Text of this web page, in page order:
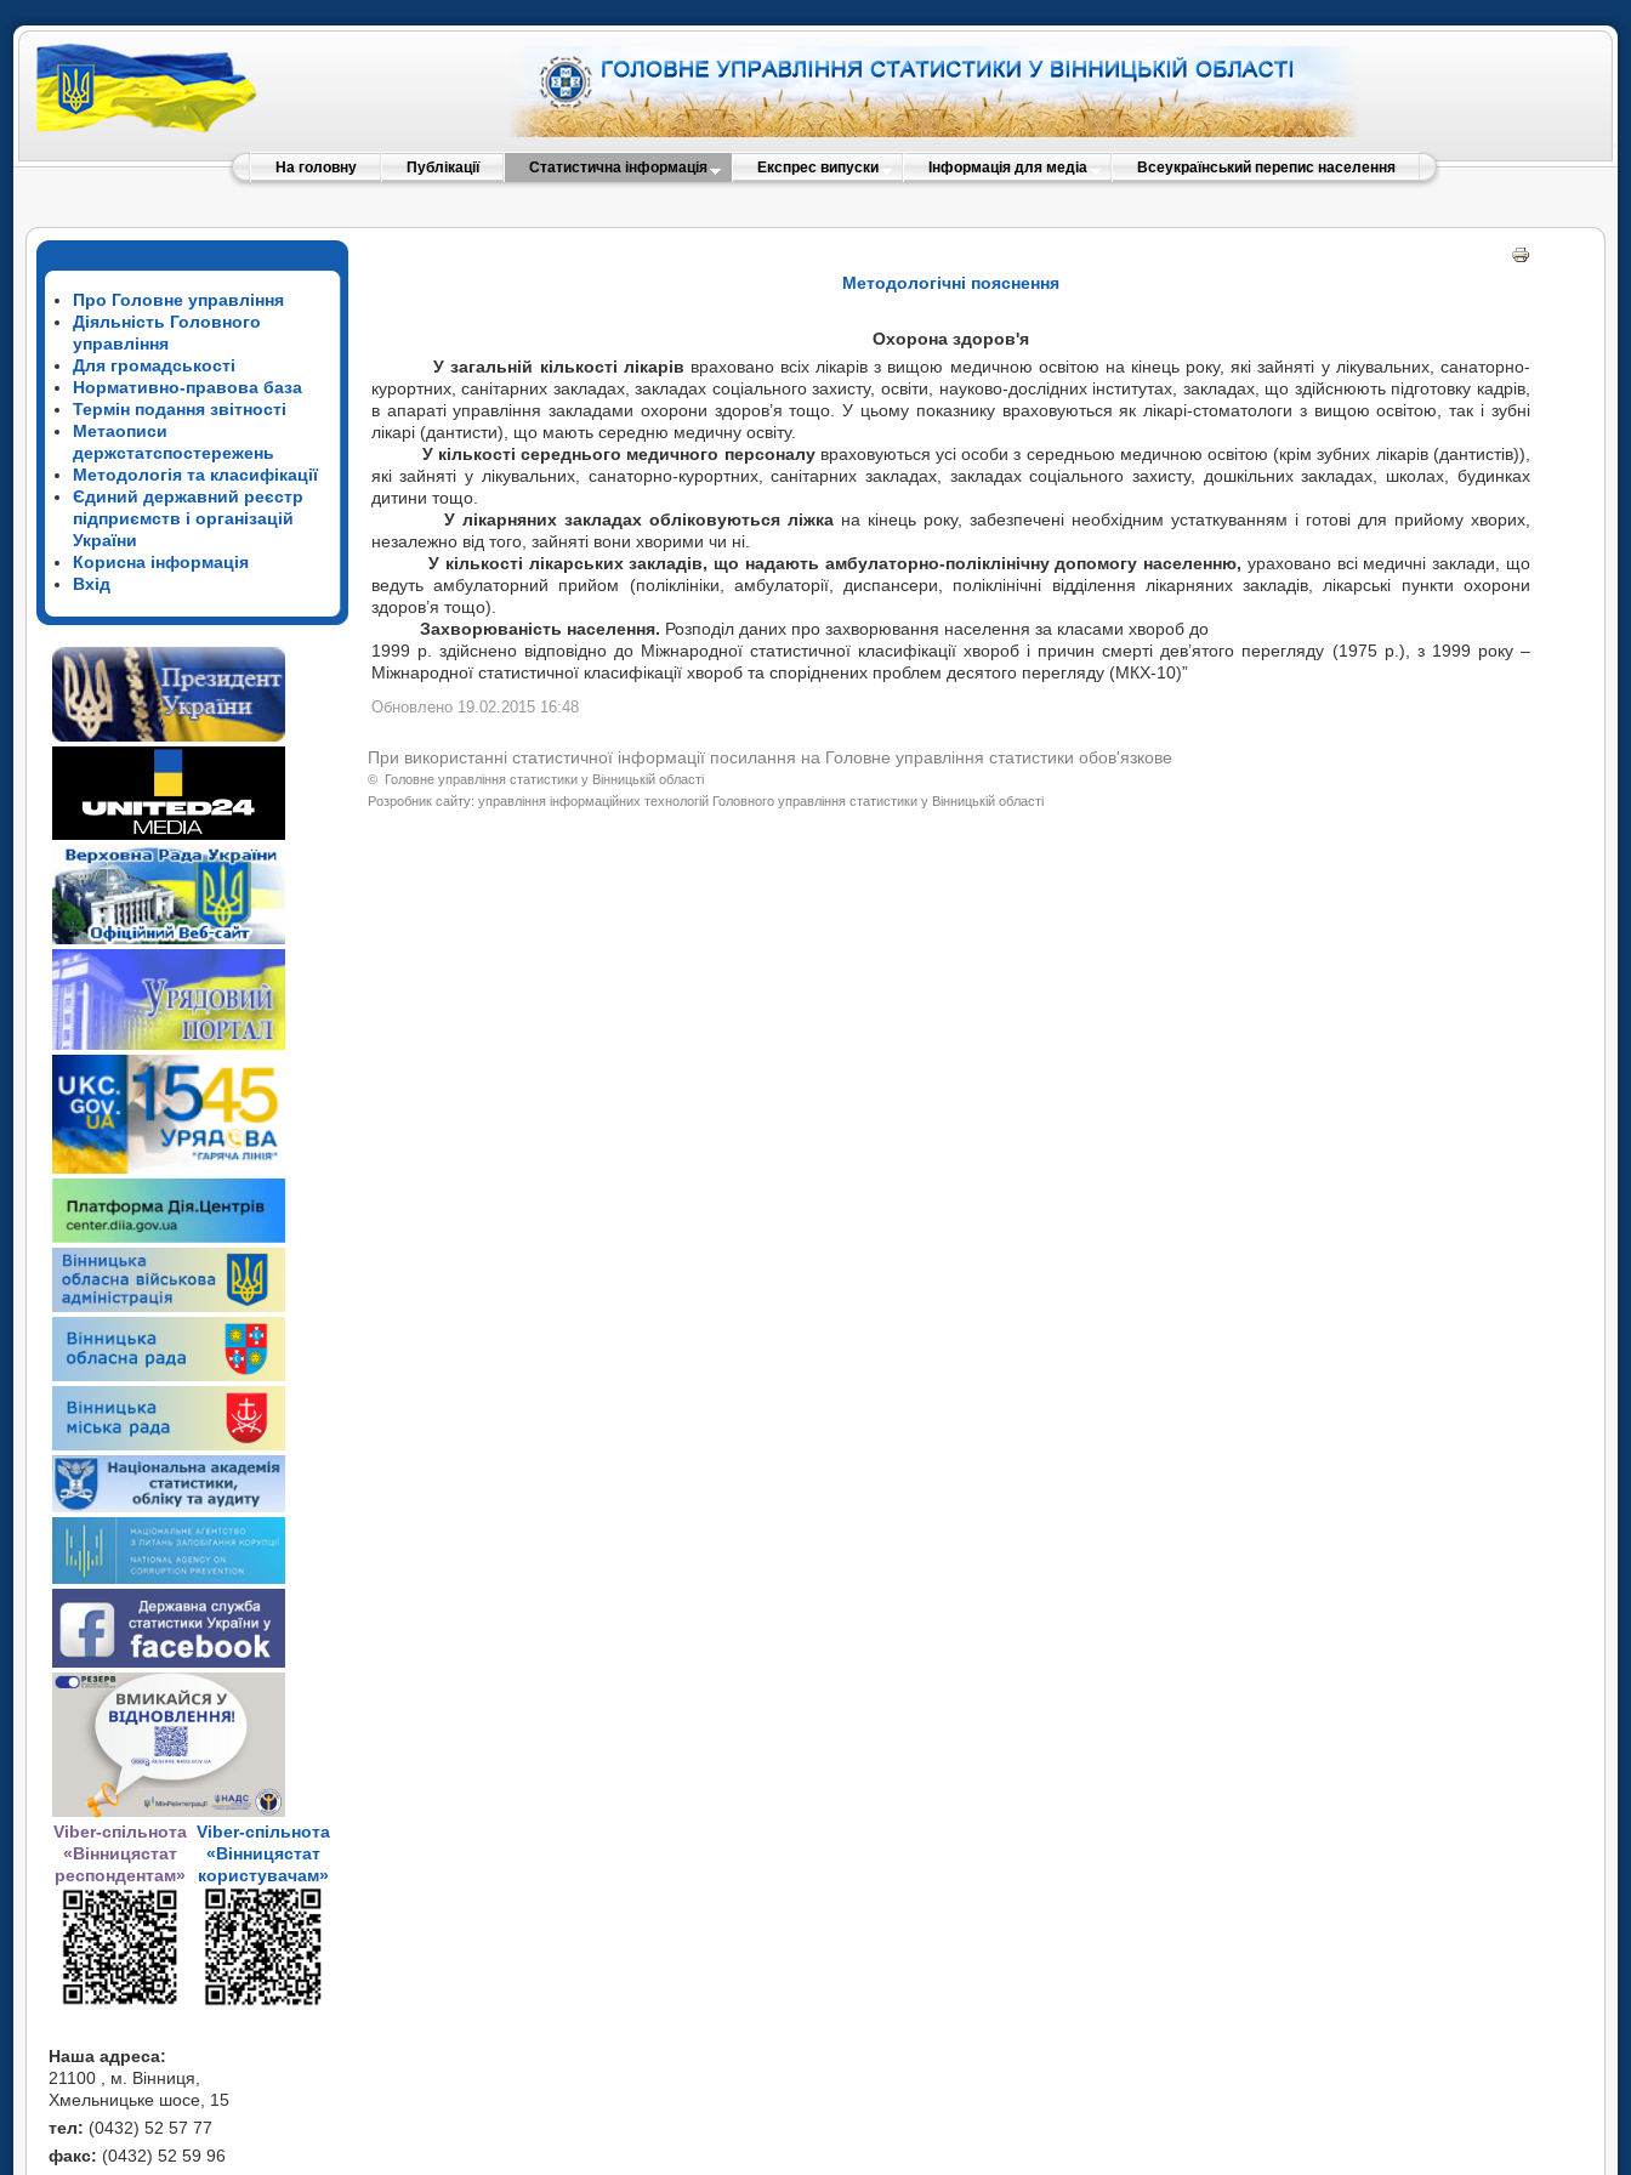
На головну Публікації Статистична інформація Експрес випуски Інформація для медіа Всеукраїнський перепис населення
Про Головне управління
Діяльність Головного
управління
Для громадськості
Нормативно-правова база
Термін подання звітності
Метаописи
держстатспостережень
Методологія та класифікації
Єдиний державний реєстр
підприємств і організацій
України
Корисна інформація
Вхід
Viber-спільнота
«Вінницястат
респондентам»
Viber-спільнота
«Вінницястат
користувачам»
Наша адреса:
21100 , м. Вінниця,
Хмельницьке шосе, 15
тел: (0432) 52 57 77
факс: (0432) 52 59 96
Методологічні пояснення
Охорона здоров'я
У загальній кількості лікарів враховано всіх лікарів з вищою медичною освітою на кінець року, які зайняті у лікувальних, санаторно-
курортних, санітарних закладах, закладах соціального захисту, освіти, науково-дослідних інститутах, закладах, що здійснюють підготовку кадрів,
в апараті управління закладами охорони здоров’я тощо. У цьому показнику враховуються як лікарі-стоматологи з вищою освітою, так і зубні
лікарі (дантисти), що мають середню медичну освіту.
У кількості середнього медичного персоналувраховуються усі особи з середньою медичною освітою (крім зубних лікарів (дантистів)),
які зайняті у лікувальних, санаторно-курортних, санітарних закладах, закладах соціального захисту, дошкільних закладах, школах, будинках
дитини тощо.
У лікарняних закладах обліковуються ліжкана кінець року, забезпечені необхідним устаткуванням і готові для прийому хворих,
незалежно від того, зайняті вони хворими чи ні.
У кількості лікарських закладів, що надають амбулаторно-поліклінічну допомогу населенню, ураховано всі медичні заклади, що
ведуть амбулаторний прийом (поліклініки, амбулаторії, диспансери, поліклінічні відділення лікарняних закладів, лікарські пункти охорони
здоров’я тощо).
Захворюваність населення. Розподіл даних про захворювання населення за класами хвороб до
1999 р. здійснено відповідно до Міжнародної статистичної класифікації хвороб і причин смерті дев’ятого перегляду (1975 р.), з 1999 року –
Міжнародної статистичної класифікації хвороб та споріднених проблем десятого перегляду (МКХ-10)”
Обновлено 19.02.2015 16:48
При використанні статистичної інформації посилання на Головне управління статистики обов'язкове
© Головне управління статистики у Вінницькій області
Розробник сайту: управління інформаційних технологій Головного управління статистики у Вінницькій області